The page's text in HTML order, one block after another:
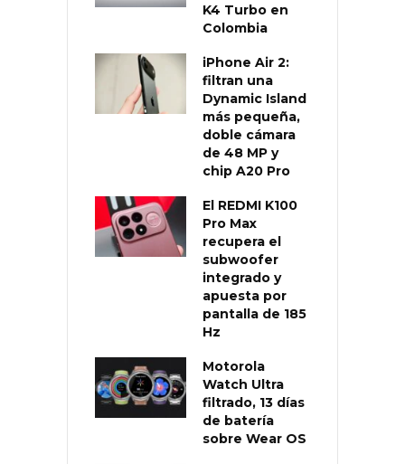
K4 Turbo en
Colombia
iPhone Air 2:
filtran una
Dynamic Island
más pequeña,
doble cámara
de 48 MP y
chip A20 Pro
El REDMI K100
Pro Max
recupera el
subwoofer
integrado y
apuesta por
pantalla de 185
Hz
Motorola
Watch Ultra
filtrado, 13 días
de batería
sobre Wear OS